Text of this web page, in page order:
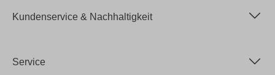
Kundenservice & Nachhaltigkeit
Service